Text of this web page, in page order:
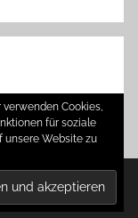
ThemeZee.
Cookies,
für soziale
unsere Website zu